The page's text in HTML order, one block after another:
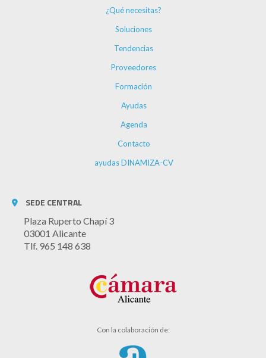
¿Qué necesitas?
Soluciones
Tendencias
Proveedores
Formación
Ayudas
Agenda
Contacto
ayudas DINAMIZA-CV
SEDE CENTRAL
Plaza Ruperto Chapí 3
03001 Alicante
Tlf. 965 148 638
Con la colaboración de: